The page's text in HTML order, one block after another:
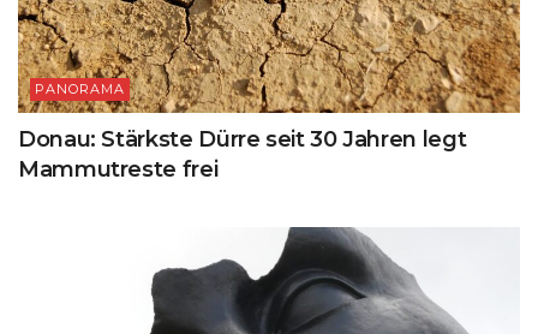
PANORAMA
Donau: Stärkste Dürre seit 30 Jahren legt
Mammutreste frei